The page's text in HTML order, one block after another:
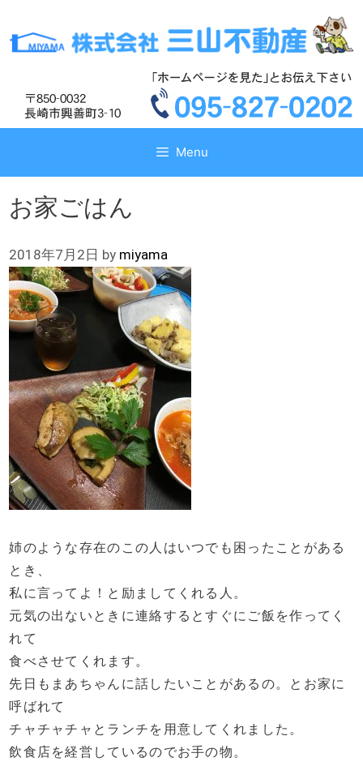
テ
ス
テ
ス
Menu
お家ごはん
2018年7月2日 by miyama
姉のような存在のこの人はいつでも困ったことがある
とき、
私に言ってよ！と励ましてくれる人。
元気の出ないときに連絡するとすぐにご飯を作ってく
れて
食べさせてくれます。
先日もまあちゃんに話したいことがあるの。とお家に
呼ばれて
チャチャチャとランチを用意してくれました。
飲食店を経営しているのでお手の物。